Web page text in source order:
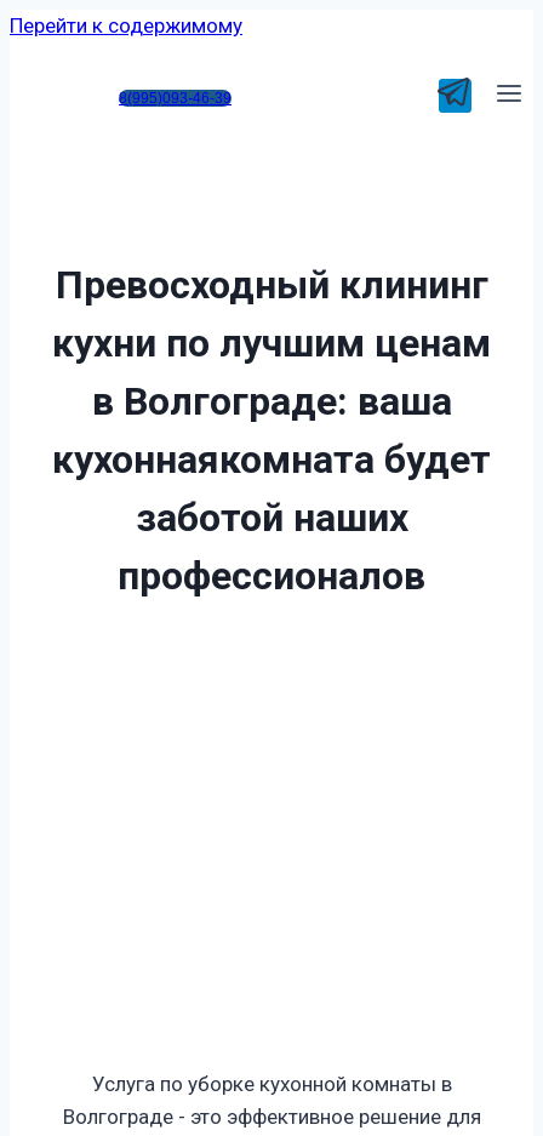
Перейти к содержимому
8(995)093-46-39
Превосходный клининг
кухни по лучшим ценам
в Волгограде: ваша
кухоннаякомната будет
заботой наших
профессионалов
Услуга по уборке кухонной комнаты в
Волгограде - это эффективное решение для